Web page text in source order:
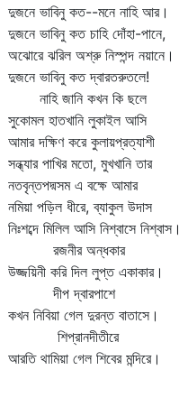
দুজনে ভাবিনু কত--মনে নাহি আর।
দুজনে ভাবিনু কত চাহি দোঁহা-পানে,
অঝোরে ঝরিল অশ্রু নিস্পন্দ নয়ানে।
দুজনে ভাবিনু কত দ্বারতরুতলে!
নাহি জানি কখন কি ছলে
সুকোমল হাতখানি লুকাইল আসি
আমার দক্ষিণ করে কুলায়প্রত্যাশী
সন্ধ্যার পাখির মতো, মুখখানি তার
নতবৃন্তপদ্মসম এ বক্ষে আমার
নমিয়া পড়িল ধীরে, ব্যাকুল উদাস
নিঃশব্দে মিলিল আসি নিশ্বাসে নিশ্বাস।
রজনীর অন্ধকার
উজ্জয়িনী করি দিল লুপ্ত একাকার।
দীপ দ্বারপাশে
কখন নিবিয়া গেল দুরন্ত বাতাসে।
শিপ্রানদীতীরে
আরতি থামিয়া গেল শিবের মন্দিরে।